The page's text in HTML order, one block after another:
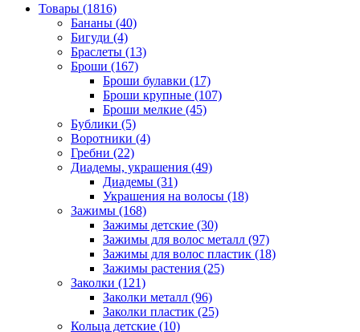
Товары (1816)
Бананы (40)
Бигуди (4)
Браслеты (13)
Броши (167)
Броши булавки (17)
Броши крупные (107)
Броши мелкие (45)
Бублики (5)
Воротники (4)
Гребни (22)
Диадемы, украшения (49)
Диадемы (31)
Украшения на волосы (18)
Зажимы (168)
Зажимы детские (30)
Зажимы для волос металл (97)
Зажимы для волос пластик (18)
Зажимы растения (25)
Заколки (121)
Заколки металл (96)
Заколки пластик (25)
Кольца детские (10)